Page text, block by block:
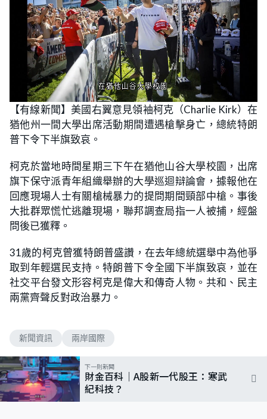
U
n
m
t
e
L
o
a
d
e
d
:
2
1
%
【有線新聞】美國右翼意見領袖柯克（Charlie Kirk）在
猶他州一間大學出席活動期間遭遇槍擊身亡，總統特朗
普下令下半旗致哀。
柯克於當地時間星期三下午在猶他山谷大學校園，出席
旗下保守派青年組織舉辦的大學巡迴辯論會，據報他在
回應現場人士有關槍械暴力的提問期間頸部中槍。事後
大批群眾慌忙逃離現場，聯邦調查局指一人被捕，經盤
問後已獲釋。
31歲的柯克曾獲特朗普盛讚，在去年總統選舉中為他爭
取到年輕選民支持。特朗普下令全國下半旗致哀，並在
社交平台發文形容柯克是偉大和傳奇人物。共和、民主
兩黨齊聲反對政治暴力。
新聞資訊 兩岸國際
下一則新聞
財金百科｜A股新一代股王：寒武
紀科技？